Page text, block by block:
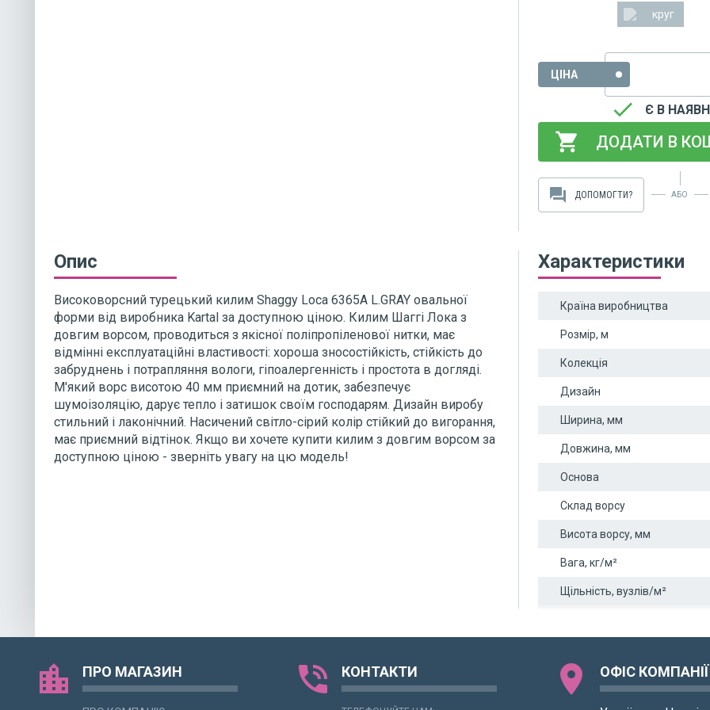
круг
ЦІНА
done Є В
shopping_cart ДОДАТИ В
forum ДОПОМОГТИ? АБО
Опис
Високоворсний турецький килим Shaggy Loca 6365A L.GRAY овальної
форми від виробника Kartal за доступною ціною. Килим Шаггі Лока з
довгим ворсом, проводиться з якісної поліпропіленової нитки, має
відмінні експлуатаційні властивості: хороша зносостійкість, стійкість до
забруднень і потрапляння вологи, гіпоалергенність і простота в догляді.
М'який ворс висотою 40 мм приємний на дотик, забезпечує
шумоізоляцію, дарує тепло і затишок своїм господарям. Дизайн виробу
стильний і лаконічний. Насичений світло-сірий колір стійкий до вигорання,
має приємний відтінок. Якщо ви хочете купити килим з довгим ворсом за
доступною ціною - зверніть увагу на цю модель!
Характеристики
Країна виробництва
Розмір, м
Колекція
Дизайн
Ширина, мм
Довжина, мм
Основа
Склад ворсу
Висота ворсу, мм
Вага, кг/м²
Щільність, вузлів/м²
location_city ПРО МАГАЗИН phone_in_talk КОНТАКТИ location_on ОФІС КОМПАНІЇ